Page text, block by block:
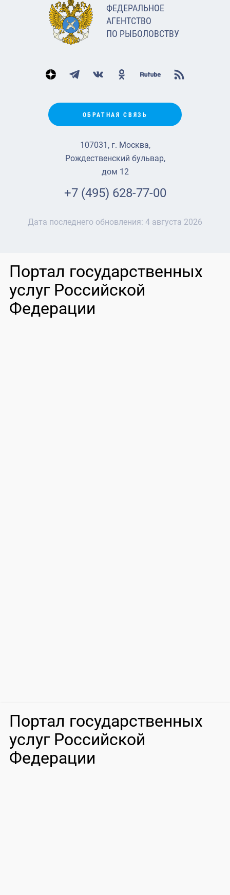
ФЕДЕРАЛЬНОЕ
АГЕНТСТВО
ПО РЫБОЛОВСТВУ
ОБРАТНАЯ СВЯЗЬ
107031, г. Москва,
Рождественский бульвар,
дом 12
+7 (495) 628-77-00
Дата последнего обновления: 4 августа 2026
Портал государственных
услуг Российской
Федерации
Портал государственных
услуг Российской
Федерации